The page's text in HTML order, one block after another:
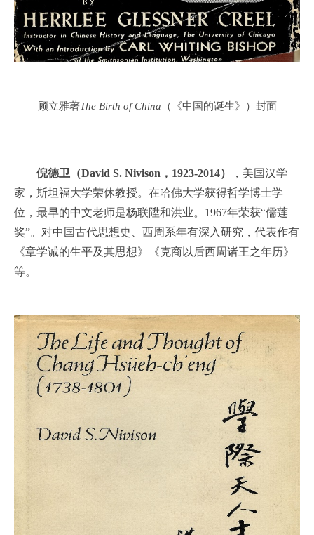
顾立雅著The Birth of China （《中国的诞生》）封面
倪德卫（David S. Nivison，1923-2014）
，美国汉学
家，斯坦福大学荣休教授。在哈佛大学获得哲学博士学
位，最早的中文老师是杨联陞和洪业。1967年荣获“儒莲
奖”。对中国古代思想史、西周系年有深入研究，代表作有
《章学诚的生平及其思想》《克商以后西周诸王之年历》
等。